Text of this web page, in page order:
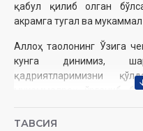
қабул қилиб олган
акрамга тугал ва
Аллоҳ таолонинг Ўзига
кунга динимиз,
қадриятларимизни
мукаммалроқ ўрганиб
шундай илмлардан бири
ТАВСИЯ